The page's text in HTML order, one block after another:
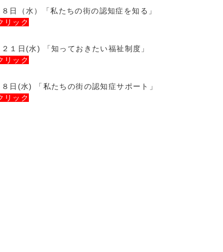
（水）「私たちの街の認知症を知る」
リック
１日(水) 「知っておきたい福祉制度」
リック
日(水) 「私たちの街の認知症サポート」
リック